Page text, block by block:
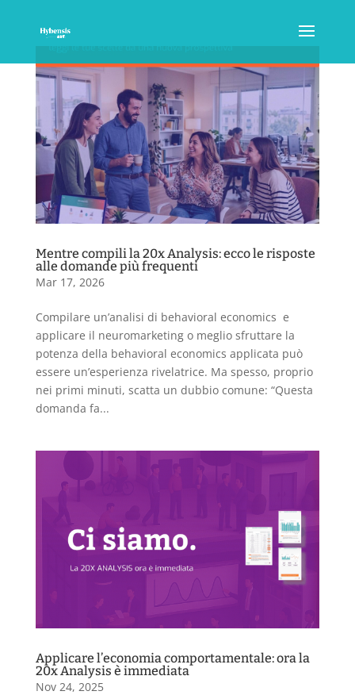
Mentre compili la 20x Analysis: ecco le risposte
alle domande più frequenti
Mar 17, 2026
Compilare un’analisi di behavioral economics e
applicare il neuromarketing o meglio sfruttare la
potenza della behavioral economics applicata può
essere un’esperienza rivelatrice. Ma spesso, proprio
nei primi minuti, scatta un dubbio comune: “Questa
domanda fa...
Applicare l’economia comportamentale: ora la
20x Analysis è immediata
Nov 24, 2025